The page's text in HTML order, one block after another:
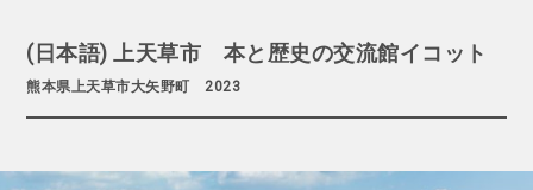
(日本語) 上天草市 本と歴史の交流館イコット
熊本県上天草市大矢野町 2023